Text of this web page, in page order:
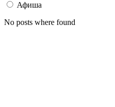
Афиша
No posts where found